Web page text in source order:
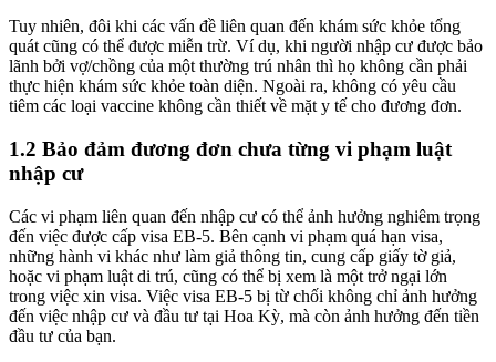
Tuy nhiên, đôi khi các vấn đề liên quan đến khám sức khỏe tổng
quát cũng có thể được miễn trừ. Ví dụ, khi người nhập cư được bảo
lãnh bởi vợ/chồng của một thường trú nhân thì họ không cần phải
thực hiện khám sức khỏe toàn diện. Ngoài ra, không có yêu cầu
tiêm các loại vaccine không cần thiết về mặt y tế cho đương đơn.
1.2 Bảo đảm đương đơn chưa từng vi phạm luật
nhập cư
Các vi phạm liên quan đến nhập cư có thể ảnh hưởng nghiêm trọng
đến việc được cấp visa EB-5. Bên cạnh vi phạm quá hạn visa,
những hành vi khác như làm giả thông tin, cung cấp giấy tờ giả,
hoặc vi phạm luật di trú, cũng có thể bị xem là một trở ngại lớn
trong việc xin visa. Việc visa EB-5 bị từ chối không chỉ ảnh hưởng
đến việc nhập cư và đầu tư tại Hoa Kỳ, mà còn ảnh hưởng đến tiền
đầu tư của bạn.